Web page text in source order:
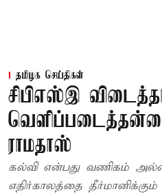
தமிழக செய்திகள்
சிபிஎஸ்இ
ராமதாஸ்
கல்வி என்பது வணிகம்
எதிர்காலத்தை